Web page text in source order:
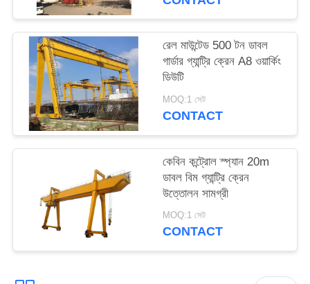
রেল মাউন্টেড 500 টন ডাবল
গার্ডার গ্যান্ট্রি ক্রেন A8 ওয়ার্কিং
ডিউটি
MOQ:1 সেট
CONTACT
কেবিন কন্ট্রোল স্প্যান 20m
ডাবল বিম গ্যান্ট্রি ক্রেন
উত্তোলন সামগ্রী
MOQ:1 সেট
CONTACT